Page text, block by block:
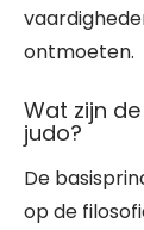
ontmoeten.
Wat zijn
judo?
De
op de